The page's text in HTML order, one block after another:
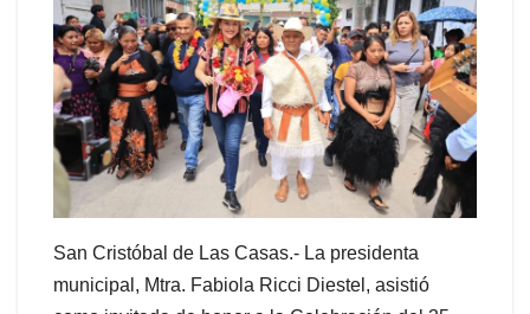
San Cristóbal de Las Casas.- La presidenta
municipal, Mtra. Fabiola Ricci Diestel, asistió